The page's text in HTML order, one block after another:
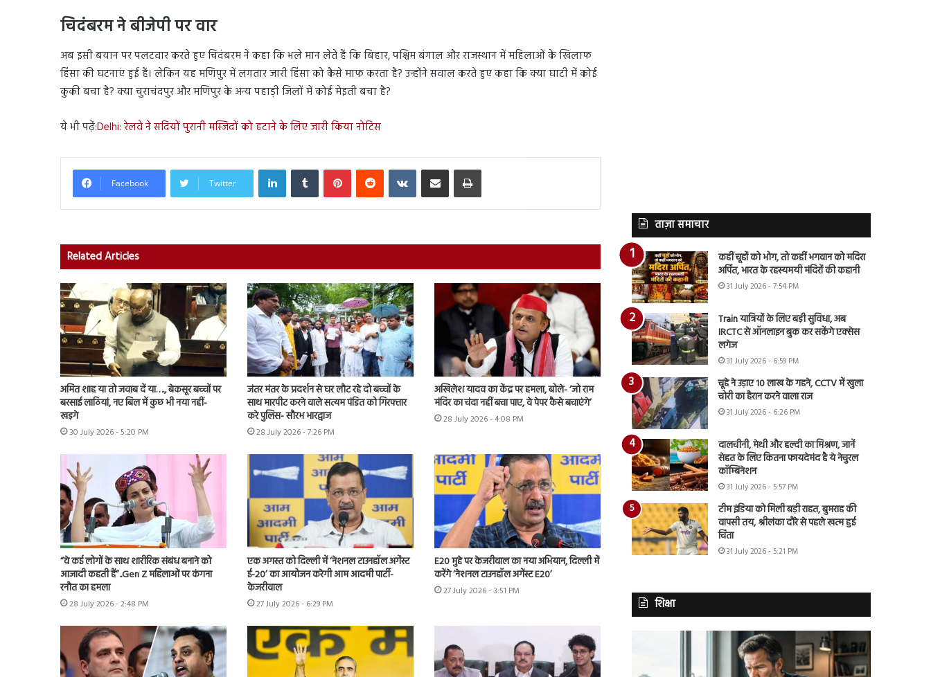
चिदंबरम ने बीजेपी पर वार
अब इसी बयान पर पलटवार करते हुए चिदंबरम ने कहा कि भले मान लेते हैं कि बिहार, पश्चिम बंगाल और राजस्थान में महिलाओं के खिलाफ
हिंसा की घटनाएं हुई हैं। लेकिन यह मणिपुर में लगतार जारी हिंसा को कैसे माफ करता है? उन्होंने सवाल करते हुए कहा कि क्या घाटी में कोई
कुकी बचा है? क्या चुराचंदपुर और मणिपुर के अन्य पहाड़ी जिलों में कोई मेइती बचा है?
ये भी पढ़ें:Delhi: रेलवे ने सदियों पुरानी मस्जिदों को हटाने के लिए जारी किया नोटिस
Facebook Twitter
LinkedInTumblr PinterestReddit VKontakteShare via Email Print
Related Articles
अमित शाह या तो जवाब दें या…., बेकसूर बच्चों पर
बरसाई लाठियां, नए बिल में कुछ भी नया नहीं-
खड़गे
30 July 2026 - 5:20 PM
जंतर मंतर के प्रदर्शन से घर लौट रहे दो बच्चों के
साथ मारपीट करने वाले सत्यम पंडित को गिरफ्तार
करे पुलिस- सौरभ भारद्वाज
28 July 2026 - 7:26 PM
अखिलेश यादव का केंद्र पर हमला, बोले- ‘जो राम
मंदिर का चंदा नहीं बचा पाए, वे पेपर कैसे बचाएंगे’
28 July 2026 - 4:08 PM
“वे कई लोगों के साथ शारीरिक संबंध बनाने को
आजादी कहती हैं”..Gen Z महिलाओं पर कंगना
रनौत का हमला
28 July 2026 - 2:48 PM
एक अगस्त को दिल्ली में ‘नेशनल टाउनहॉल अगेंस्ट
ई-20’ का आयोजन करेगी आम आदमी पार्टी-
केजरीवाल
27 July 2026 - 6:29 PM
E20 मुद्दे पर केजरीवाल का नया अभियान, दिल्ली में
करेंगे ‘नेशनल टाउनहॉल अगेंस्ट E20’
27 July 2026 - 3:51 PM
ताज़ा समाचार
कहीं चूहों को भोग, तो कहीं भगवान को मदिरा
अर्पित, भारत के रहस्यमयी मंदिरों की कहानी
31 July 2026 - 7:54 PM
Train यात्रियों के लिए बड़ी सुविधा, अब
IRCTC से ऑनलाइन बुक कर सकेंगे एक्सेस
लगेज
31 July 2026 - 6:59 PM
चूहे ने उड़ाए 10 लाख के गहने, CCTV में खुला
चोरी का हैरान करने वाला राज
31 July 2026 - 6:26 PM
दालचीनी, मेथी और हल्दी का मिश्रण, जानें
सेहत के लिए कितना फायदेमंद है ये नेचुरल
कॉम्बिनेशन
31 July 2026 - 5:57 PM
टीम इंडिया को मिली बड़ी राहत, बुमराह की
वापसी तय, श्रीलंका दौरे से पहले खत्म हुई
चिंता
31 July 2026 - 5:21 PM
शिक्षा